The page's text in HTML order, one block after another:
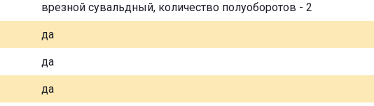
врезной сувальдный, количество полуоборотов - 2
да
да
да